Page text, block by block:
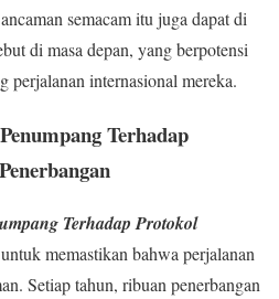
semacam itu juga dapat di
di masa depan, yang berpotensi
perjalanan internasional mereka.
Terhadap
Terhadap Protokol
untuk memastikan bahwa perjalanan
Setiap tahun, ribuan penerbangan